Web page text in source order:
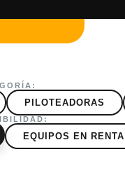
PILOTEADORAS
EQUIPOS EN RENTA